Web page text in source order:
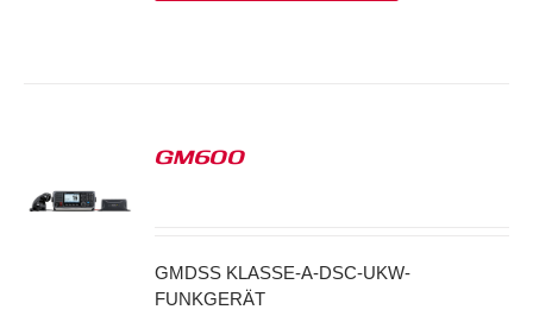
GM600
GMDSS KLASSE-A-DSC-UKW-
FUNKGERÄT